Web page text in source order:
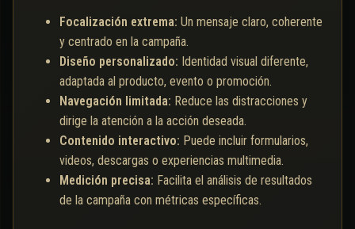
Focalización extrema: Un mensaje claro, coherente
y centrado en la campaña.
Diseño personalizado: Identidad visual diferente,
adaptada al producto, evento o promoción.
Navegación limitada: Reduce las distracciones y
dirige la atención a la acción deseada.
Contenido interactivo: Puede incluir formularios,
videos, descargas o experiencias multimedia.
Medición precisa: Facilita el análisis de resultados
de la campaña con métricas específicas.